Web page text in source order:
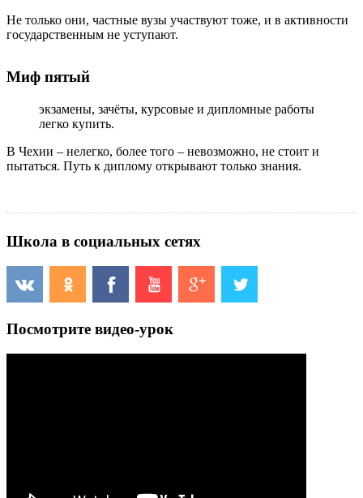
Не только они, частные вузы участвуют тоже, и в активности
государственным не уступают.
Миф пятый
экзамены, зачёты, курсовые и дипломные работы
легко купить.
В Чехии – нелегко, более того – невозможно, не стоит и
пытаться. Путь к диплому открывают только знания.
Школа в социальных сетях
Посмотрите видео-урок